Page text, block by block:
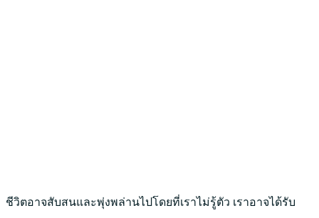
ชีวิตอาจสับสนและพุ่งพล่านไปโดยที่เราไม่รู้ตัว เราอาจได้รับ